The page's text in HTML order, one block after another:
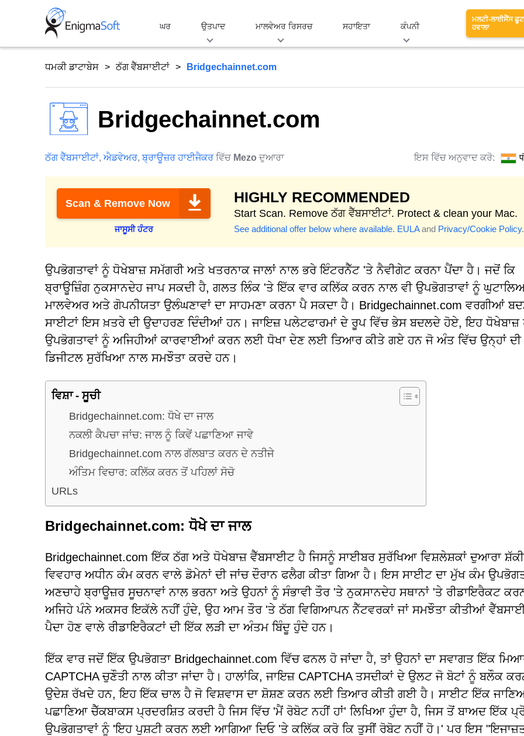
ਘਰ ਉਤਪਾਦ ਮਾਲਵੇਅਰ ਰਿਸਰਚ ਸਹਾਇਤਾ ਕੰਪਨੀ
ਮਲਟੀ-ਲਾਈਸੈਂਸ ਛੂਟ
ਹਵਾਲਾ
ਧਮਕੀ ਡਾਟਾਬੇਸ ਠੱਗ ਵੈੱਬਸਾਈਟਾਂ Bridgechainnet.com
Bridgechainnet.com
ਠੱਗ ਵੈੱਬਸਾਈਟਾਂ, ਐਡਵੇਅਰ,ਬ੍ਰਾਊਜ਼ਰ ਹਾਈਜੈਕਰ ਵਿੱਚ Mezo ਦੁਆਰਾ ਇਸ ਵਿੱਚ ਅਨੁਵਾਦ ਕਰੋ:
Scan & Remove Now
ਜਾਸੂਸੀ ਹੰਟਰ
HIGHLY RECOMMENDED
Start Scan. Remove ਠੱਗ ਵੈੱਬਸਾਈਟਾਂ. Protect & clean your Mac.
See additional offer below where available. EULAand Privacy/Cookie Policy.
ਉਪਭੋਗਤਾਵਾਂ ਨੂੰ ਧੋਖੇਬਾਜ਼ ਸਮੱਗਰੀ ਅਤੇ ਖਤਰਨਾਕ ਜਾਲਾਂ ਨਾਲ ਭਰੇ ਇੰਟਰਨੈੱਟ 'ਤੇ ਨੈਵੀਗੇਟ ਕਰਨਾ ਪੈਂਦਾ ਹੈ। ਜਦੋਂ ਕਿ
ਬ੍ਰਾਊਜ਼ਿੰਗ ਨੁਕਸਾਨਦੇਹ ਜਾਪ ਸਕਦੀ ਹੈ, ਗਲਤ ਲਿੰਕ 'ਤੇ ਇੱਕ ਵਾਰ ਕਲਿੱਕ ਕਰਨ ਨਾਲ ਵੀ ਉਪਭੋਗਤਾਵਾਂ ਨੂੰ
ਮਾਲਵੇਅਰ ਅਤੇ ਗੋਪਨੀਯਤਾ ਉਲੰਘਣਾਵਾਂ ਦਾ ਸਾਹਮਣਾ ਕਰਨਾ ਪੈ ਸਕਦਾ ਹੈ। Bridgechainnet.com ਵਰਗੀਆਂ
ਸਾਈਟਾਂ ਇਸ ਖ਼ਤਰੇ ਦੀ ਉਦਾਹਰਣ ਦਿੰਦੀਆਂ ਹਨ। ਜਾਇਜ਼ ਪਲੇਟਫਾਰਮਾਂ ਦੇ ਰੂਪ ਵਿੱਚ ਭੇਸ ਬਦਲਦੇ ਹੋਏ, ਇਹ ਧੋਖੇਬਾਜ਼
ਉਪਭੋਗਤਾਵਾਂ ਨੂੰ ਅਜਿਹੀਆਂ ਕਾਰਵਾਈਆਂ ਕਰਨ ਲਈ ਧੋਖਾ ਦੇਣ ਲਈ ਤਿਆਰ ਕੀਤੇ ਗਏ ਹਨ ਜੋ ਅੰਤ ਵਿੱਚ ਉਨ੍ਹਾਂ ਦੀ
ਡਿਜੀਟਲ ਸੁਰੱਖਿਆ ਨਾਲ ਸਮਝੌਤਾ ਕਰਦੇ ਹਨ।
ਵਿਸ਼ਾ - ਸੂਚੀ
Bridgechainnet.com: ਧੋਖੇ ਦਾ ਜਾਲ
ਨਕਲੀ ਕੈਪਚਾ ਜਾਂਚ: ਜਾਲ ਨੂੰ ਕਿਵੇਂ ਪਛਾਣਿਆ ਜਾਵੇ
Bridgechainnet.com ਨਾਲ ਗੱਲਬਾਤ ਕਰਨ ਦੇ ਨਤੀਜੇ
ਅੰਤਿਮ ਵਿਚਾਰ: ਕਲਿੱਕ ਕਰਨ ਤੋਂ ਪਹਿਲਾਂ ਸੋਚੋ
URLs
Bridgechainnet.com: ਧੋਖੇ ਦਾ ਜਾਲ
Bridgechainnet.com ਇੱਕ ਠੱਗ ਅਤੇ ਧੋਖੇਬਾਜ਼ ਵੈੱਬਸਾਈਟ ਹੈ ਜਿਸਨੂੰ ਸਾਈਬਰ ਸੁਰੱਖਿਆ ਵਿਸ਼ਲੇਸ਼ਕਾਂ ਦੁਆਰਾ ਸ਼ੱਕੀ
ਵਿਵਹਾਰ ਅਧੀਨ ਕੰਮ ਕਰਨ ਵਾਲੇ ਡੋਮੇਨਾਂ ਦੀ ਜਾਂਚ ਦੌਰਾਨ ਫਲੈਗ ਕੀਤਾ ਗਿਆ ਹੈ। ਇਸ ਸਾਈਟ ਦਾ ਮੁੱਖ ਕੰਮ
ਅਣਚਾਹੇ ਬ੍ਰਾਊਜ਼ਰ ਸੂਚਨਾਵਾਂ ਨਾਲ ਭਰਨਾ ਅਤੇ ਉਹਨਾਂ ਨੂੰ ਸੰਭਾਵੀ ਤੌਰ 'ਤੇ ਨੁਕਸਾਨਦੇਹ ਸਥਾਨਾਂ 'ਤੇ ਰੀਡਾਇਰੈਕਟ
ਅਜਿਹੇ ਪੰਨੇ ਅਕਸਰ ਇਕੱਲੇ ਨਹੀਂ ਹੁੰਦੇ, ਉਹ ਆਮ ਤੌਰ 'ਤੇ ਠੱਗ ਵਿਗਿਆਪਨ ਨੈੱਟਵਰਕਾਂ ਜਾਂ ਸਮਝੌਤਾ ਕੀਤੀਆਂ
ਪੈਦਾ ਹੋਣ ਵਾਲੇ ਰੀਡਾਇਰੈਕਟਾਂ ਦੀ ਇੱਕ ਲੜੀ ਦਾ ਅੰਤਮ ਬਿੰਦੂ ਹੁੰਦੇ ਹਨ।
ਇੱਕ ਵਾਰ ਜਦੋਂ ਇੱਕ ਉਪਭੋਗਤਾ Bridgechainnet.com ਵਿੱਚ ਫਨਲ ਹੋ ਜਾਂਦਾ ਹੈ, ਤਾਂ ਉਹਨਾਂ ਦਾ ਸਵਾਗਤ ਇੱਕ
CAPTCHA ਚੁਣੌਤੀ ਨਾਲ ਕੀਤਾ ਜਾਂਦਾ ਹੈ। ਹਾਲਾਂਕਿ, ਜਾਇਜ਼ CAPTCHA ਤਸਦੀਕਾਂ ਦੇ ਉਲਟ ਜੋ ਬੋਟਾਂ ਨੂੰ ਬਲੌਕ
ਉਦੇਸ਼ ਰੱਖਦੇ ਹਨ, ਇਹ ਇੱਕ ਚਾਲ ਹੈ ਜੋ ਵਿਸ਼ਵਾਸ ਦਾ ਸ਼ੋਸ਼ਣ ਕਰਨ ਲਈ ਤਿਆਰ ਕੀਤੀ ਗਈ ਹੈ। ਸਾਈਟ ਇੱਕ
ਪਛਾਣਿਆ ਚੈੱਕਬਾਕਸ ਪ੍ਰਦਰਸ਼ਿਤ ਕਰਦੀ ਹੈ ਜਿਸ ਵਿੱਚ 'ਮੈਂ ਰੋਬੋਟ ਨਹੀਂ ਹਾਂ' ਲਿਖਿਆ ਹੁੰਦਾ ਹੈ, ਜਿਸ ਤੋਂ ਬਾਅਦ ਇੱਕ
ਉਪਭੋਗਤਾਵਾਂ ਨੂੰ 'ਇਹ ਪੁਸ਼ਟੀ ਕਰਨ ਲਈ ਆਗਿਆ ਦਿਓ 'ਤੇ ਕਲਿੱਕ ਕਰੋ ਕਿ ਤੁਸੀਂ ਰੋਬੋਟ ਨਹੀਂ ਹੋ।' ਪਰ ਇਸ